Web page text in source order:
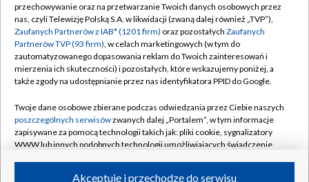
Abonament TVP
Sklep TVP
Biuro Reklamy
Oferta Handlowa
Emisja w TVP
Rada Programowa
Ogłoszenia przetargowe
Regulamin TVP
Polityka prywatności
Moje zgody
Biuro reklamy
Kanały
©2026 Telewizja Polska Spółka Akcyjna w likwidacji
przechowywanie oraz na przetwarzanie Twoich danych osobowych przez
nas, czyli Telewizję Polską S.A. w likwidacji (zwaną dalej również „TVP”),
Zaufanych Partnerów z IAB* (1201 firm) oraz pozostałych Zaufanych
Partnerów TVP (93 firm), w celach marketingowych (w tym do
zautomatyzowanego dopasowania reklam do Twoich zainteresowań i
mierzenia ich skuteczności) i pozostałych, które wskazujemy poniżej, a
także zgody na udostępnianie przez nas identyfikatora PPID do Google.
Twoje dane osobowe zbierane podczas odwiedzania przez Ciebie naszych
poszczególnych serwisówzwanych dalej „Portalem”, w tym informacje
zapisywane za pomocą technologii takich jak: pliki cookie, sygnalizatory
WWW lub innych podobnych technologii umożliwiających świadczenie
Akceptuję i przechodzę do serwisu